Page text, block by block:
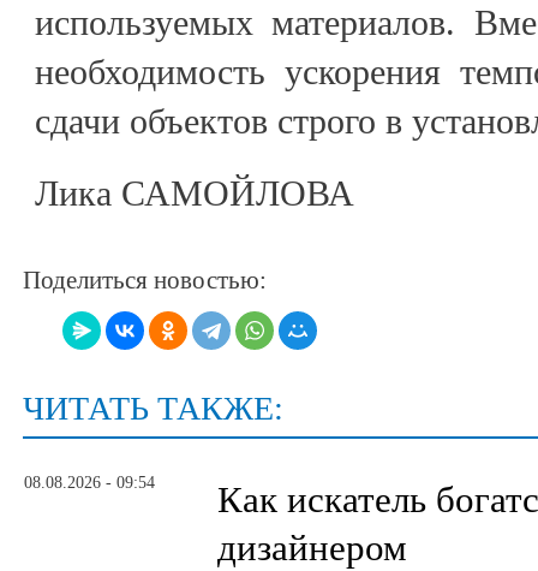
используемых материалов.
необходимость ускорения
сдачи объектов строго в
Лика САМОЙЛОВА
Поделиться новостью:
ЧИТАТЬ ТАКЖЕ:
08.08.2026 - 09:54
Как искатель
дизайнером